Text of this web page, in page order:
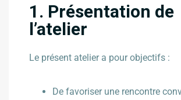
1. Présentation de
l’atelier
Le présent atelier a pour objectifs :
De favoriser une rencontre